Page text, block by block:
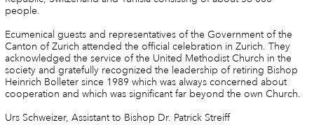
people.
Ecumenical guests and representatives of the Government of the
Canton of Zurich attended the official celebration in Zurich. They
acknowledged the service of the United Methodist Church in the
society and gratefully recognized the leadership of retiring Bishop
Heinrich Bolleter since 1989 which was always concerned about
cooperation and which was significant far beyond the own Church.
Urs Schweizer, Assistant to Bishop Dr. Patrick Streiff